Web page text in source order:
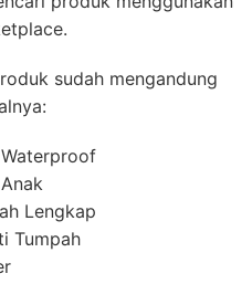
sudah mengandung
Lengkap
Tumpah